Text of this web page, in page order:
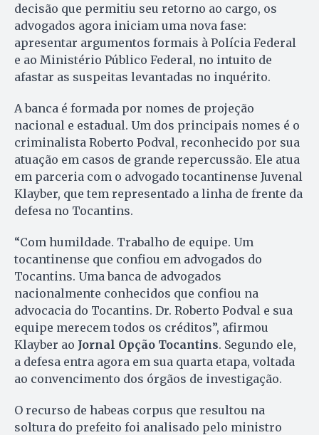
decisão que permitiu seu retorno ao cargo, os
advogados agora iniciam uma nova fase:
apresentar argumentos formais à Polícia Federal
e ao Ministério Público Federal, no intuito de
afastar as suspeitas levantadas no inquérito.
A banca é formada por nomes de projeção
nacional e estadual. Um dos principais nomes é o
criminalista Roberto Podval, reconhecido por sua
atuação em casos de grande repercussão. Ele atua
em parceria com o advogado tocantinense Juvenal
Klayber, que tem representado a linha de frente da
defesa no Tocantins.
“Com humildade. Trabalho de equipe. Um
tocantinense que confiou em advogados do
Tocantins. Uma banca de advogados
nacionalmente conhecidos que confiou na
advocacia do Tocantins. Dr. Roberto Podval e sua
equipe merecem todos os créditos”, afirmou
Klayber ao Jornal Opção Tocantins. Segundo ele,
a defesa entra agora em sua quarta etapa, voltada
ao convencimento dos órgãos de investigação.
O recurso de habeas corpus que resultou na
soltura do prefeito foi analisado pelo ministro